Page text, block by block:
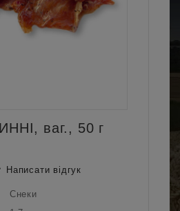
ваг., 50 г
Написати відгук
Снеки